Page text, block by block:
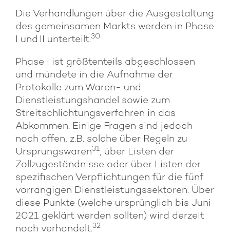
Die Verhandlungen über die Ausgestaltung
des gemeinsamen Markts werden in Phase
I und II unterteilt.30
Phase I ist größtenteils abgeschlossen
und mündete in die Aufnahme der
Protokolle zum Waren- und
Dienstleistungshandel sowie zum
Streitschlichtungsverfahren in das
Abkommen. Einige Fragen sind jedoch
noch offen, z.B. solche über Regeln zu
Ursprungswaren31, über Listen der
Zollzugeständnisse oder über Listen der
spezifischen Verpflichtungen für die fünf
vorrangigen Dienstleistungssektoren. Über
diese Punkte (welche ursprünglich bis Juni
2021 geklärt werden sollten) wird derzeit
noch verhandelt.32